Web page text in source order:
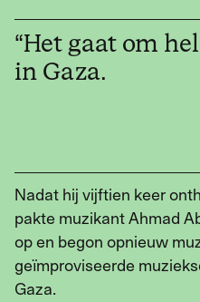
Word
Word lid
“Het gaat om
in Gaza.
Nadat hij vijftien keer
pakte muzikant Ahmad
op en begon opnieuw
geïmproviseerde
Gaza.